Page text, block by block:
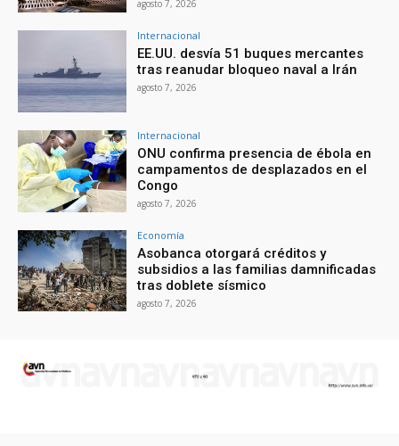
agosto 7, 2026
Internacional
EE.UU. desvía 51 buques mercantes
tras reanudar bloqueo naval a Irán
agosto 7, 2026
Internacional
ONU confirma presencia de ébola en
campamentos de desplazados en el
Congo
agosto 7, 2026
Economía
Asobanca otorgará créditos y
subsidios a las familias damnificadas
tras doblete sísmico
agosto 7, 2026